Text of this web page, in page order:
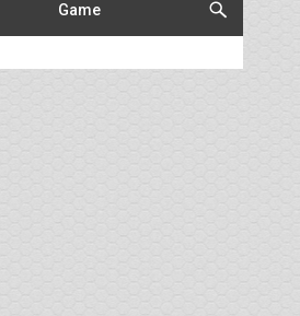
Game